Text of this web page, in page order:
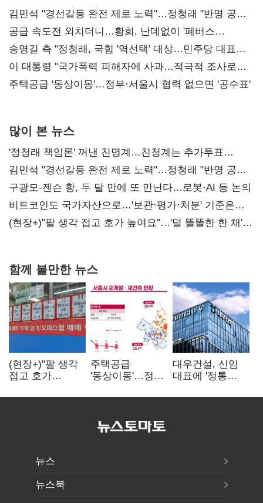
김민석 "경선갈등 완전 제로 노력"…정청래 "반명 공세
사과부터"
공급 속도전 외치더니…황희, 난데없이 '폐버스
리모델링' 제안
송영길 측 "정청래, 국힘 '역선택' 대상…민주당 대표로
총선 지휘 못해"
이 대통령 "국가폭력 피해자에 사과…적극적 조사로
진실 밝혀야"
주택공급 '동상이몽'…정부·서울시 협력 없으면 '공수표'
많이 본 뉴스
'정청래 책임론' 꺼낸 친명계…친청계는 추가투표
때리기
김민석 "경선갈등 완전 제로 노력"…정청래 "반명 공세
사과부터"
구광모-젠슨 황, 두 달 만에 또 만난다…로봇·AI 등 논의
비트코인도 국가자산으로…'보관·평가·처분' 기준은
숙제
(현장+)"팔 생각 접고 호가 높여요"…'덜 똘똘한 한 채'
함께 볼만한 뉴스
(현장+)"팔 생각
접고 호가
똘똘한 한 채'
주택공급
'동상이몽'…정부
없으면 '공수표'
대우건설, 신임
대표에 '정통
부사장 내정
뉴스
뉴스북